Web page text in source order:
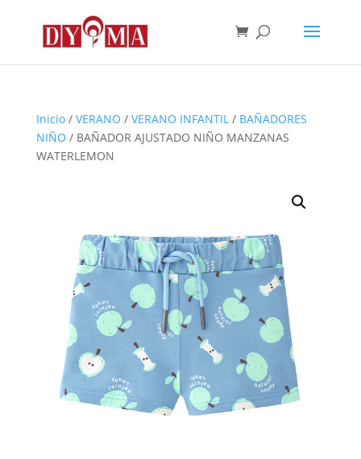
Inicio/ VERANO / VERANO INFANTIL/ BAÑADORES
NIÑO / BAÑADOR AJUSTADO NIÑO MANZANAS
WATERLEMON